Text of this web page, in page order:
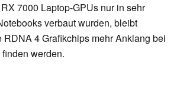
7000 Laptop-GPUs nur in sehr
verbaut wurden, bleibt
RDNA 4 Grafikchips mehr Anklang bei
werden.